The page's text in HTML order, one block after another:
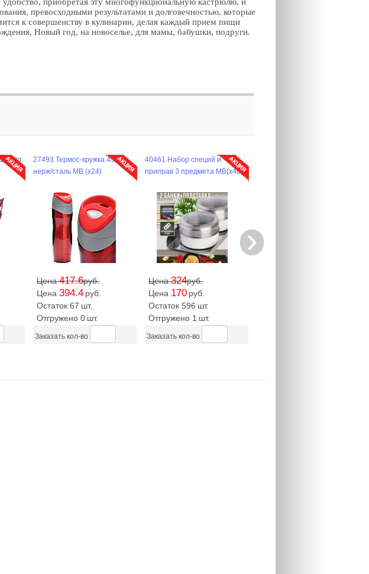
превосходными результатами и долговечностью, которые
к совершенству в кулинарии, делая каждый прием пищи
Новый год, на новоселье, для мамы, бабушки, подруги.
27493 Термос-кружка 450мл
нерж/сталь MB (х24)
Цена417.6руб.
Цена394.4 руб.
Остаток 67 шт.
Отгружено 0 шт.
Заказать кол-во
40461 Набор специй и
приправ 3 предмета MB(х40)
Цена324руб.
Цена 170 руб.
Остаток 596 шт.
Отгружено 1 шт.
Заказать кол-во
›